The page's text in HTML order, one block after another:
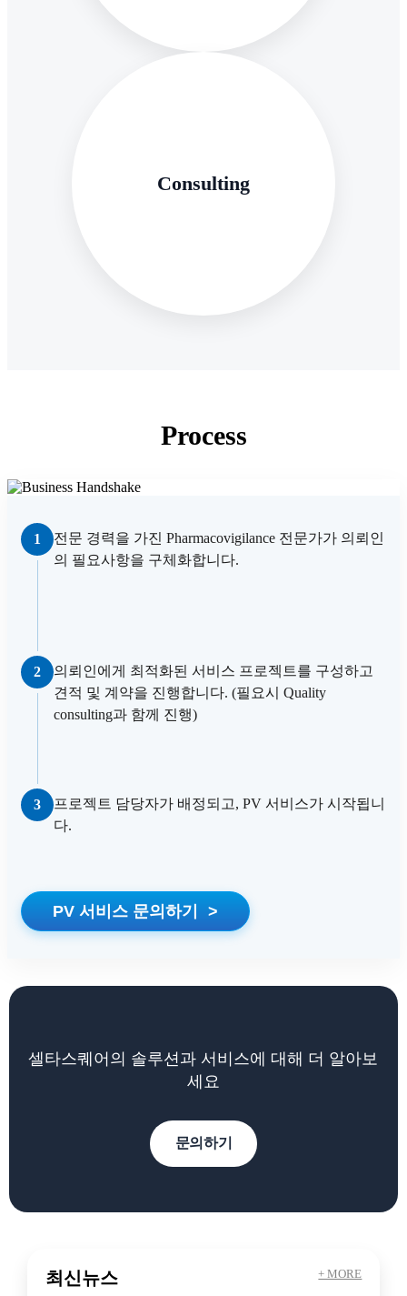
Consulting
Process
1
전문 경력을 가진 Pharmacovigilance 전문가가 의뢰인
의 필요사항을 구체화합니다.
2
의뢰인에게 최적화된 서비스 프로젝트를 구성하고
견적 및 계약을 진행합니다. (필요시 Quality
consulting과 함께 진행)
3
프로젝트 담당자가 배정되고, PV 서비스가 시작됩니
다.
PV 서비스 문의하기 >
셀타스퀘어의 솔루션과 서비스에 대해 더 알아보
세요
문의하기
최신뉴스 + MORE